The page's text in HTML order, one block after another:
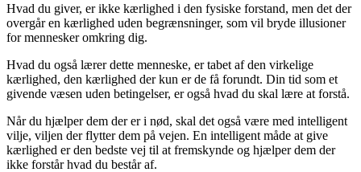
Hvad du giver, er ikke kærlighed i den fysiske forstand, men det der
overgår en kærlighed uden begrænsninger, som vil bryde illusioner
for mennesker omkring dig.
Hvad du også lærer dette menneske, er tabet af den virkelige
kærlighed, den kærlighed der kun er de få forundt. Din tid som et
givende væsen uden betingelser, er også hvad du skal lære at forstå.
Når du hjælper dem der er i nød, skal det også være med intelligent
vilje, viljen der flytter dem på vejen. En intelligent måde at give
kærlighed er den bedste vej til at fremskynde og hjælper dem der
ikke forstår hvad du består af.